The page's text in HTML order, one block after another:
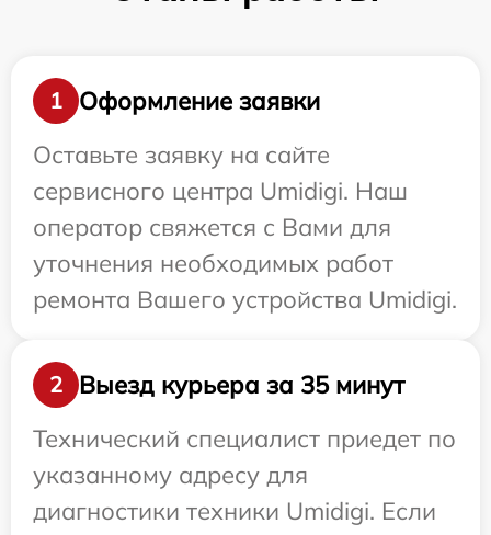
1
Оформление заявки
Оставьте заявку на сайте
сервисного центра Umidigi. Наш
оператор свяжется с Вами для
уточнения необходимых работ
ремонта Вашего устройства Umidigi.
2
Выезд курьера за 35 минут
Технический специалист приедет по
указанному адресу для
диагностики техники Umidigi. Если